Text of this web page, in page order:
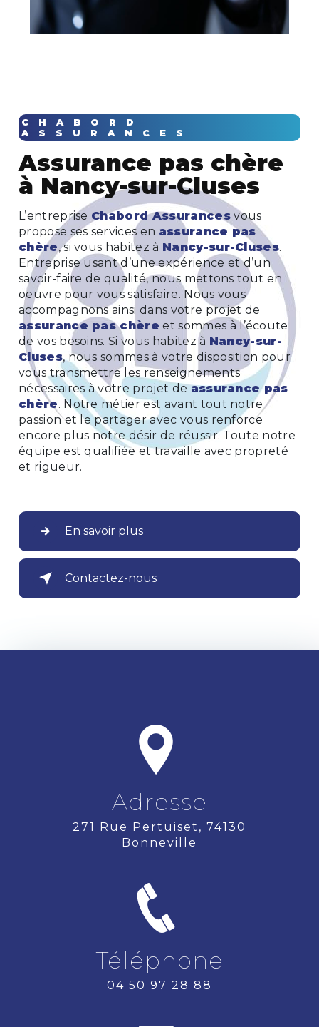
CHABORD
ASSURANCES
assurance pas chère
à Nancy-sur-Cluses
L’entreprise Chabord Assurancesvous
propose ses services en assurance pas
chère, si vous habitez à Nancy-sur-Cluses.
Entreprise usant d’une expérience et d’un
savoir-faire de qualité, nous mettons tout en
oeuvre pour vous satisfaire. Nous vous
accompagnons ainsi dans votre projet de
assurance pas chère et sommes à l’écoute
de vos besoins. Si vous habitez à Nancy-sur-
Cluses, nous sommes à votre disposition pour
vous transmettre les renseignements
nécessaires à votre projet deassurance pas
chère. Notre métier est avant tout notre
passion et le partager avec vous renforce
encore plus notre désir de réussir. Toute notre
équipe est qualifiée et travaille avec propreté
et rigueur.
En savoir plus
Contactez-nous
Adresse
271 Rue Pertuiset, 74130
Bonneville
Téléphone
04 50 97 28 88